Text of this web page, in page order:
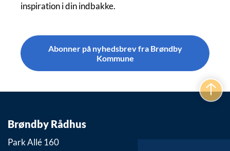
inspiration i din indbakke.
Abonner på nyhedsbrev fra Brøndby
Kommune
Brøndby Rådhus
Park Allé 160